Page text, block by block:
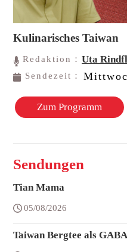
Kulinarisches Taiwan
Redaktion：Uta
Sendezeit：
Zum Programm
Sendungen
Tian Mama
05/08/2026
Taiwan Bergtee als